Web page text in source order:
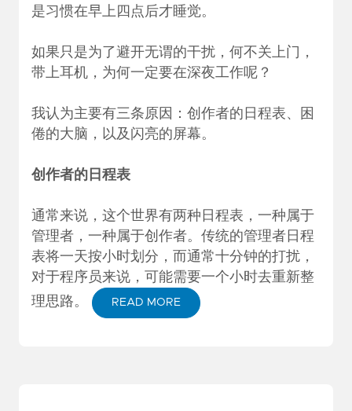
是习惯在早上四点后才睡觉。
如果只是为了避开无谓的干扰，何不关上门，
带上耳机，为何一定要在深夜工作呢？
我认为主要有三条原因：创作者的日程表、困
倦的大脑，以及闪亮的屏幕。
创作者的日程表
通常来说，这个世界有两种日程表，一种属于
管理者，一种属于创作者。传统的管理者日程
表将一天按小时划分，而通常十分钟的打扰，
对于程序员来说，可能需要一个小时去重新整
理思路。
READ MORE